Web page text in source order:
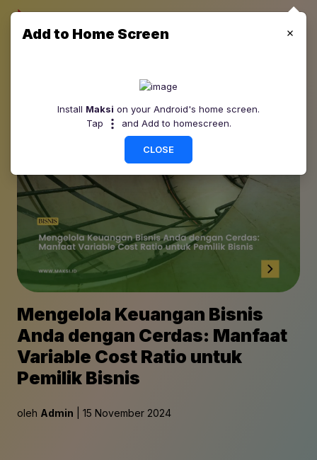
Mengelola Keuangan Bisnis
Anda dengan Cerdas: Manfaat
Variable Cost Ratio untuk
Pemilik Bisnis
oleh Admin | 15 November 2024
Add to Home Screen
Install Maksi on your Android's home screen.
Tap
and Add to homescreen.
CLOSE